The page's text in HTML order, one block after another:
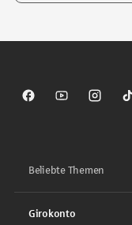
Sparkasse aufSparkasse auf
Beliebte Themen
Girokonto